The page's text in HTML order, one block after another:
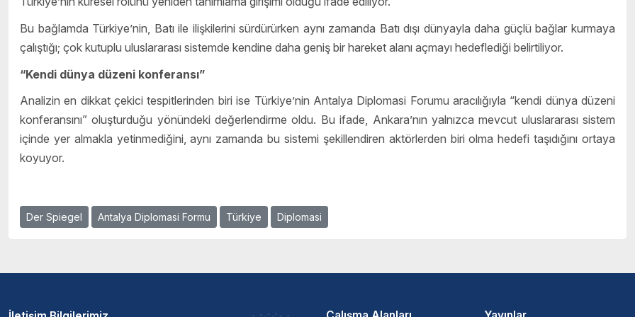
Bu bağlamda Türkiye’nin, Batı ile ilişkilerini sürdürürken aynı zamanda Batı dışı dünyayla daha güçlü bağlar kurmaya
çalıştığı; çok kutuplu uluslararası sistemde kendine daha geniş bir hareket alanı açmayı hedeflediği belirtiliyor.
“Kendi dünya düzeni konferansı”
Analizin en dikkat çekici tespitlerinden biri ise Türkiye’nin Antalya Diplomasi Forumu aracılığıyla “kendi dünya düzeni
konferansını” oluşturduğu yönündeki değerlendirme oldu. Bu ifade, Ankara’nın yalnızca mevcut uluslararası sistem
içinde yer almakla yetinmediğini, aynı zamanda bu sistemi şekillendiren aktörlerden biri olma hedefi taşıdığını ortaya
koyuyor.
Der Spiegel Antalya Diplomasi Formu Türkiye Diplomasi